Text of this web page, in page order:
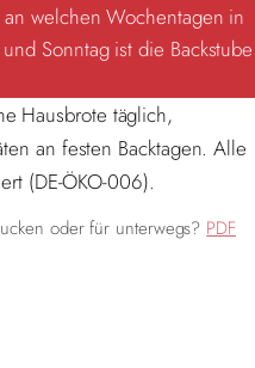
welchen Wochentagen in
Sonntag ist die Backstube
Hausbrote täglich,
an festen Backtagen. Alle
(DE-ÖKO-006).
oder für unterwegs? PDF